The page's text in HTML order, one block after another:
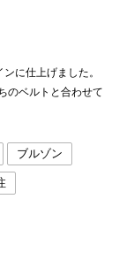
に仕上げました。
のベルトと合わせて
ブルゾン